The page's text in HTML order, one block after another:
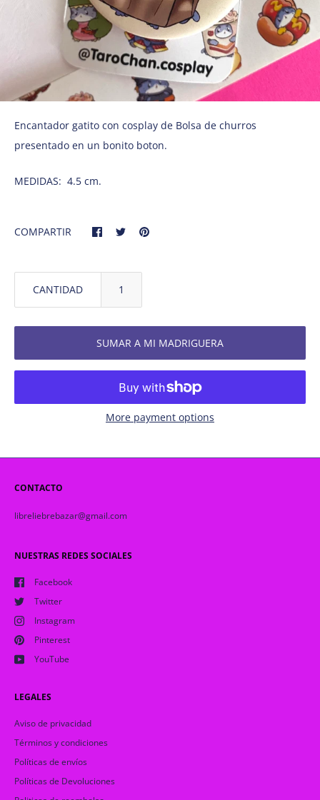
Encantador gatito con cosplay de Bolsa de churros
presentado en un bonito boton.
MEDIDAS: 4.5 cm.
COMPARTIR
CANTIDAD
SUMAR A MI MADRIGUERA
More payment options
CONTACTO
libreliebrebazar@gmail.com
NUESTRAS REDES SOCIALES
Facebook
Twitter
Instagram
Pinterest
YouTube
LEGALES
Aviso de privacidad
Términos y condiciones
Políticas de envíos
Políticas de Devoluciones